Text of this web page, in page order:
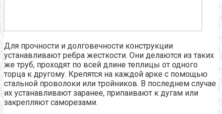
Для прочности и долговечности конструкции
устанавливают ребра жесткости. Они делаются из таких
же труб, проходят по всей длине теплицы от одного
торца к другому. Крепятся на каждой арке с помощью
стальной проволоки или тройников. В последнем случае
их устанавливают заранее, припаивают к дугам или
закрепляют саморезами.